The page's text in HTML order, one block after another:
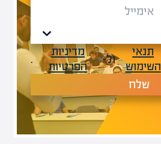
תנאי
השימוש
ול-
מדיניות
הפרטיות
.
שלח